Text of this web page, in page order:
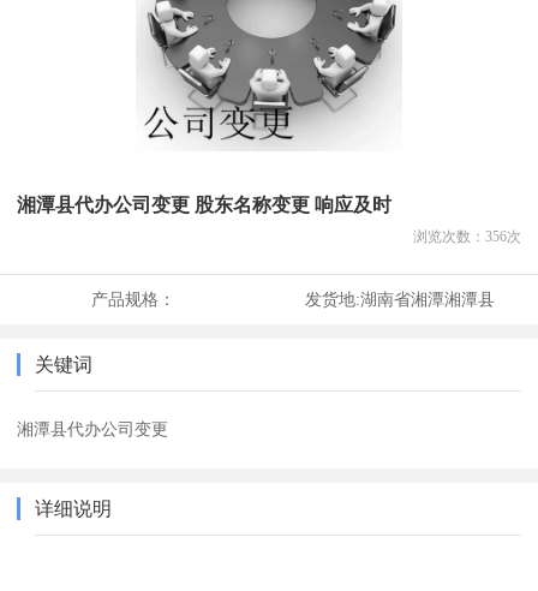
湘潭县代办公司变更 股东名称变更 响应及时
浏览次数： 356次
产品规格： 发货地:湖南省湘潭湘潭县
关键词
湘潭县代办公司变更
详细说明